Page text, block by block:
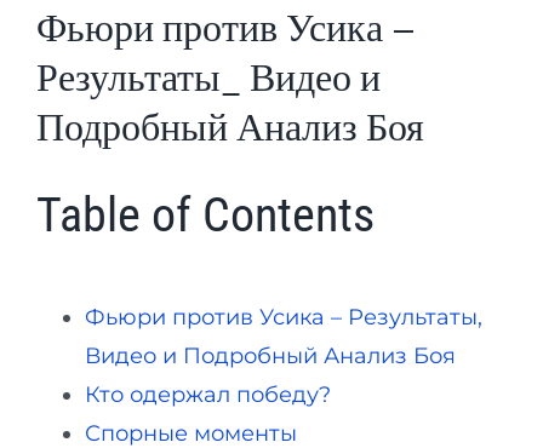
Фьюри против Усика –
Результаты_ Видео и
Подробный Анализ Боя
Table of Contents
Фьюри против Усика – Результаты,
Видео и Подробный Анализ Боя
Кто одержал победу?
Спорные моменты